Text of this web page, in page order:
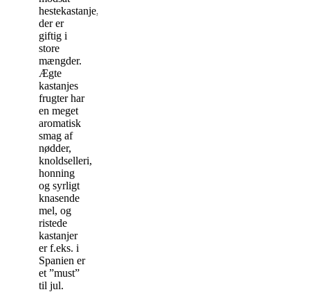
hestekastanje,
der er
giftig i
store
mængder.
Ægte
kastanjes
frugter har
en meget
aromatisk
smag af
nødder,
knoldselleri,
honning
og syrligt
knasende
mel, og
ristede
kastanjer
er f.eks. i
Spanien er
et ”must”
til jul.